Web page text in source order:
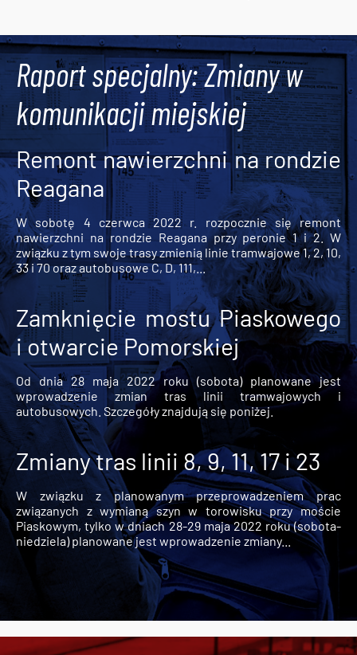
Raport specjalny: Zmiany w
komunikacji miejskiej
Remont nawierzchni na rondzie
Reagana
W sobotę 4 czerwca 2022 r. rozpocznie się remont
nawierzchni na rondzie Reagana przy peronie 1 i 2. W
związku z tym swoje trasy zmienią linie tramwajowe 1, 2, 10,
33 i 70 oraz autobusowe C, D, 111,...
Zamknięcie mostu Piaskowego
i otwarcie Pomorskiej
Od dnia 28 maja 2022 roku (sobota) planowane jest
wprowadzenie zmian tras linii tramwajowych i
autobusowych. Szczegóły znajdują się poniżej.
Zmiany tras linii 8, 9, 11, 17 i 23
W związku z planowanym przeprowadzeniem prac
związanych z wymianą szyn w torowisku przy moście
Piaskowym, tylko w dniach 28-29 maja 2022 roku (sobota-
niedziela) planowane jest wprowadzenie zmiany...